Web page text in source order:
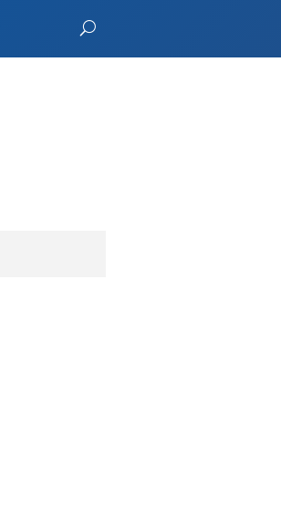
EnterCroatia.com